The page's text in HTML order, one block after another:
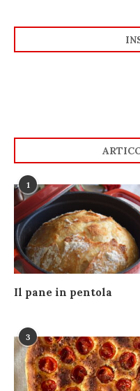
1
Il pane in pentola
3